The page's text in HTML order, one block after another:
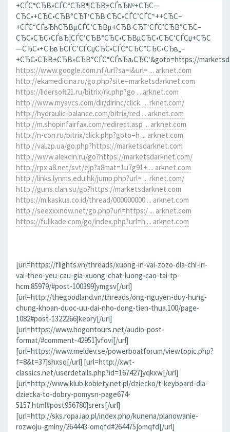
+СЃС“СЂВ»СЃС“СЂВ¶СЂВ±СЃвЂ№+СЂС—
СЂС•+СЂС•СЂВ°СЂТ‘СЂВ·СЂС•СЃС’СЃС“++СЂС–
+СЃС“СЃвЂћСЂВµСЃС’СЂВµ+СЂВ·СЂТ‘СЃС’СЂВ°СЂС–
СЂС•СЂС•СЃвЂ¦СЃС’СЂВ°СЂС•СЂВµСЂС•СЂС‘СЃСџ+СЂС
—СЂС•+СЂвЂСЃС’СЃСџСЂС•СЃС“СЂС”СЂС•СЂв„–
+СЂС•СЂВ±СЂВ»СЂВ°СЃС“СЃвЂљСЂС‘&goto=https://
https://www.google.com.nf/url?sa=i&url= ... arknet.com
http://ekamedicina.ru/go.php?site=marketsdarknet.com
https://lidersoft21.ru/bitrix/rk.php?go ... arknet.com
http://www.myavcs.com/dir/dirinc/click. ... rknet.com/
http://hydraulic-balance.com/bitrix/red ... arknet.com
http://m.shopinfairfax.com/redirect.asp ... arknet.com
http://n-con.ru/bitrix/click.php?goto=h ... arknet.com
http://val.zp.ua/go.php?https://marketsdarknet.com
http://www.alekcin.ru/go?https://marketsdarknet.com/
http://rpx.a8.net/svt/ejp?a8mat=1u7g91+ ... arknet.com
http://links.lynms.edu.hk/jump.php?url= ... rknet.com/
http://guns.clan.su/go?https://marketsdarknet.com
https://m.kaskus.co.id/thread/000000000 ... arknet.com
http://seexxxnow.net/go.php?url=https:/ ... arknet.com
https://fullkade.com/go/index.php?url=h ... arknet.com
[url=https://flights.vn/threads/xuong-in-vai-zozo-dia-chi-in-
vai-theo-yeu-cau-gia-xuong-chat-luong-cao-tai-tp-
hcm.85979/#post-100399]ymgsv[/url]
[url=http://thegoodland.vn/threads/ong-nguyen-duy-hung-
chung-khoan-duoc-uu-dai-nho-dong-tien-thua.100/page-
1082#post-1322266]keory[/url]
[url=https://www.hogontours.net/audio-post-
format/#comment-42951]vfovi[/url]
[url=https://www.meldev.se/powerboatforum/viewtopic.php?
f=8&t=37]shxsq[/url] [url=http://xwt-
classics.net/userdetails.php?id=167427]yqkxw[/url]
[url=http://www.klub.kobiety.net.pl/dziecko/t-keyboard-dla-
dziecka-to-dobry-pomysn-page674-
5157.html#post956780]srers[/url]
[url=http://sks.ropa.iap.pl/index.php/kunena/planowanie-
rozwoju-gminy/264443-omqfd#264475]omqfd[/url]